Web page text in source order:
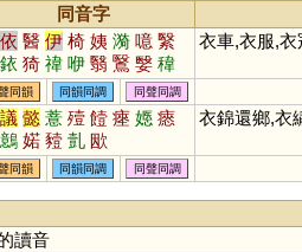
同音字
依 醫 伊 椅 姨 漪 噫 繄
銥 猗 禕 咿 翳 鷖 嫛 稦
洢 黳 毉 瑿 郼 蛜 欹
衣車,衣服,
同韻 同韻同調 同聲同調
議 懿 薏 殪 饐 瘞 嫕 瘱
鷾 婼 豷 亄 欭
衣錦還鄉,衣
同韻 同韻同調 同聲同調
讀音